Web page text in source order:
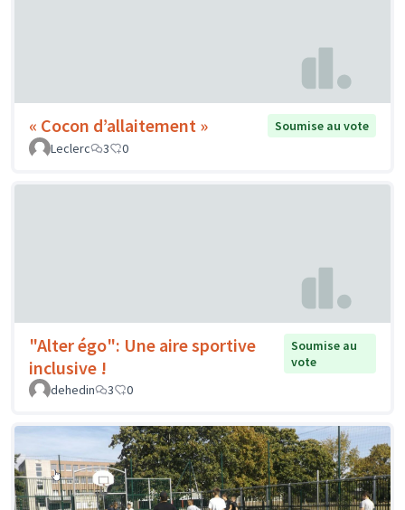
« Cocon d’allaitement »
Soumise au vote
Leclerc
3 0
"Alter égo": Une aire sportive
inclusive !
Soumise au
vote
dehedin
3 0